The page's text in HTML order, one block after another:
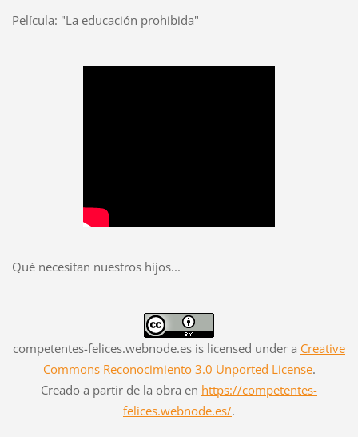
Película: "La educación prohibida"
Qué necesitan nuestros hijos...
competentes-felices.webnode.es is licensed under a Creative
Commons Reconocimiento 3.0 Unported License.
Creado a partir de la obra en https://competentes-
felices.webnode.es/.